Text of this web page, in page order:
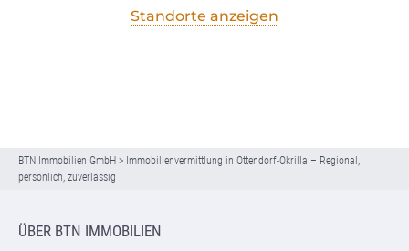
Standorte anzeigen
BTN Immobilien GmbH > Immobilienvermittlung in Ottendorf-Okrilla – Regional,
persönlich, zuverlässig
ÜBER BTN IMMOBILIEN